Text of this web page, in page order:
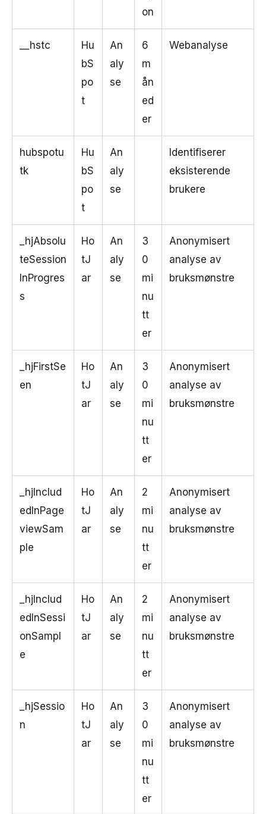
on
__hstc
Hu
bS
po
t
An
aly
se
6
m
ån
ed
er
Webanalyse
hubspotu
tk
Hu
bS
po
t
An
aly
se
Identifiserer
eksisterende
brukere
_hjAbsolu
teSession
InProgres
s
Ho
tJ
ar
An
aly
se
3
0
mi
nu
tt
er
Anonymisert
analyse av
bruksmønstre
_hjFirstSe
en
Ho
tJ
ar
An
aly
se
3
0
mi
nu
tt
er
Anonymisert
analyse av
bruksmønstre
_hjInclud
edInPage
viewSam
ple
Ho
tJ
ar
An
aly
se
2
mi
nu
tt
er
Anonymisert
analyse av
bruksmønstre
_hjInclud
edInSessi
onSampl
e
Ho
tJ
ar
An
aly
se
2
mi
nu
tt
er
Anonymisert
analyse av
bruksmønstre
_hjSessio
n
Ho
tJ
ar
An
aly
se
3
0
mi
nu
tt
er
Anonymisert
analyse av
bruksmønstre